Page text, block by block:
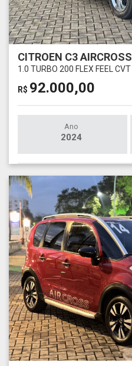
CITROEN C3 AIRCROSS
1.0 TURBO 200 FLEX FEEL CVT
R$ 92.000,00
Ano
2024